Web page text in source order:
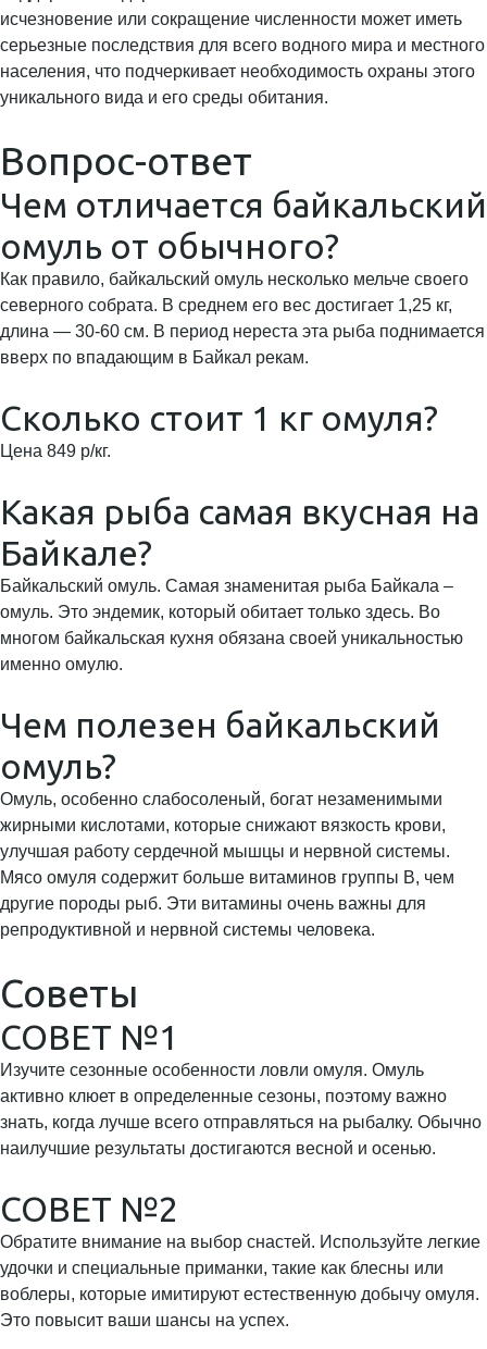
исчезновение или сокращение численности может иметь
серьезные последствия для всего водного мира и местного
населения, что подчеркивает необходимость охраны этого
уникального вида и его среды обитания.
Вопрос-ответ
Чем отличается байкальский
омуль от обычного?
Как правило, байкальский омуль несколько мельче своего
северного собрата. В среднем его вес достигает 1,25 кг,
длина — 30-60 см. В период нереста эта рыба поднимается
вверх по впадающим в Байкал рекам.
Сколько стоит 1 кг омуля?
Цена 849 р/кг.
Какая рыба самая вкусная на
Байкале?
Байкальский омуль. Самая знаменитая рыба Байкала –
омуль. Это эндемик, который обитает только здесь. Во
многом байкальская кухня обязана своей уникальностью
именно омулю.
Чем полезен байкальский
омуль?
Омуль, особенно слабосоленый, богат незаменимыми
жирными кислотами, которые снижают вязкость крови,
улучшая работу сердечной мышцы и нервной системы.
Мясо омуля содержит больше витаминов группы В, чем
другие породы рыб. Эти витамины очень важны для
репродуктивной и нервной системы человека.
Советы
СОВЕТ №1
Изучите сезонные особенности ловли омуля. Омуль
активно клюет в определенные сезоны, поэтому важно
знать, когда лучше всего отправляться на рыбалку. Обычно
наилучшие результаты достигаются весной и осенью.
СОВЕТ №2
Обратите внимание на выбор снастей. Используйте легкие
удочки и специальные приманки, такие как блесны или
воблеры, которые имитируют естественную добычу омуля.
Это повысит ваши шансы на успех.